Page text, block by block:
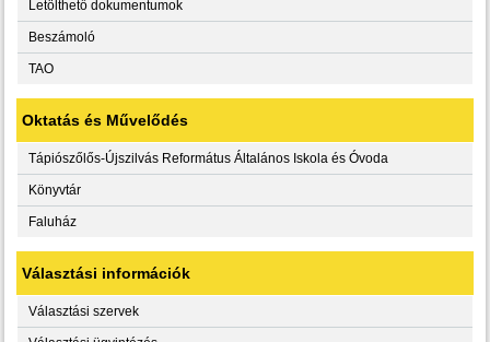
Letölthető dokumentumok
Beszámoló
TAO
Oktatás és Művelődés
Tápiószőlős-Újszilvás Református Általános Iskola és Óvoda
Könyvtár
Faluház
Választási információk
Választási szervek